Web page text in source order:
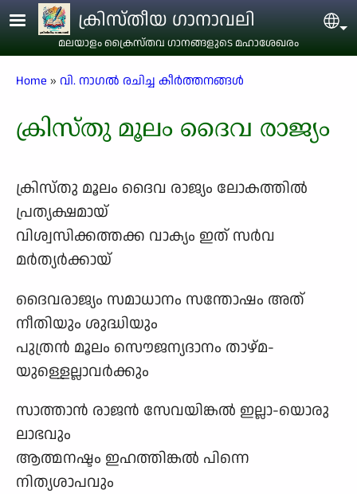
Skip to main contentക്രിസ്തീയ ഗാനാവലി
മലയാളം ക്രൈസ്തവ ഗാനങ്ങളുടെ മഹാശേഖരം
Breadcrumb
Home വി. നാഗൽ രചിച്ച കീർത്തനങ്ങൾ
ക്രിസ്തു മൂലം ദൈവ രാജ്യം
ക്രിസ്തു മൂലം ദൈവ രാജ്യം ലോകത്തിൽ
പ്രത്യക്ഷമായ്
വിശ്വസിക്കത്തക്ക വാക്യം ഇത് സർവ
മർത്യർക്കായ്
ദൈവരാജ്യം സമാധാനം സന്തോഷം അത്
നീതിയും ശുദ്ധിയും
പുത്രൻ മൂലം സൌജന്യദാനം താഴ്മ-
യുള്ളെല്ലാവർക്കും
സാത്താൻ രാജൻ സേവയിങ്കൽ ഇല്ലാ-യൊരു
ലാഭവും
ആത്മനഷ്ടം ഇഹത്തിങ്കൽ പിന്നെ
നിത്യശാപവും